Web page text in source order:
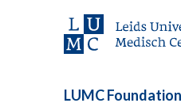
LUMC Foundation